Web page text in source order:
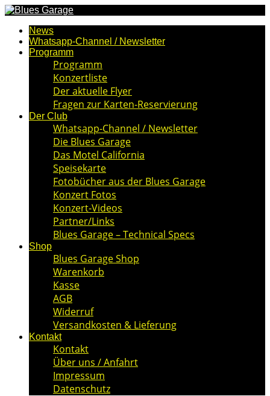
News
Whatsapp-Channel / Newsletter
Programm
Programm
Konzertliste
Der aktuelle Flyer
Fragen zur Karten-Reservierung
Der Club
Whatsapp-Channel / Newsletter
Die Blues Garage
Das Motel California
Speisekarte
Fotobücher aus der Blues Garage
Konzert Fotos
Konzert-Videos
Partner/Links
Blues Garage – Technical Specs
Shop
Blues Garage Shop
Warenkorb
Kasse
AGB
Widerruf
Versandkosten & Lieferung
Kontakt
Kontakt
Über uns / Anfahrt
Impressum
Datenschutz